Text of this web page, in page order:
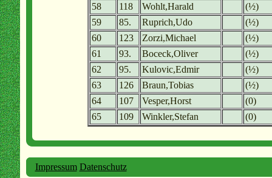
58
118 Wohlt,Harald
(½)
59
85. Ruprich,Udo
(½)
60
123 Zorzi,Michael
(½)
61
93. Boceck,Oliver
(½)
62
95. Kulovic,Edmir
(½)
63
126 Braun,Tobias
(½)
64
107 Vesper,Horst
(0)
65
109 Winkler,Stefan (0)
Impressum Datenschutz